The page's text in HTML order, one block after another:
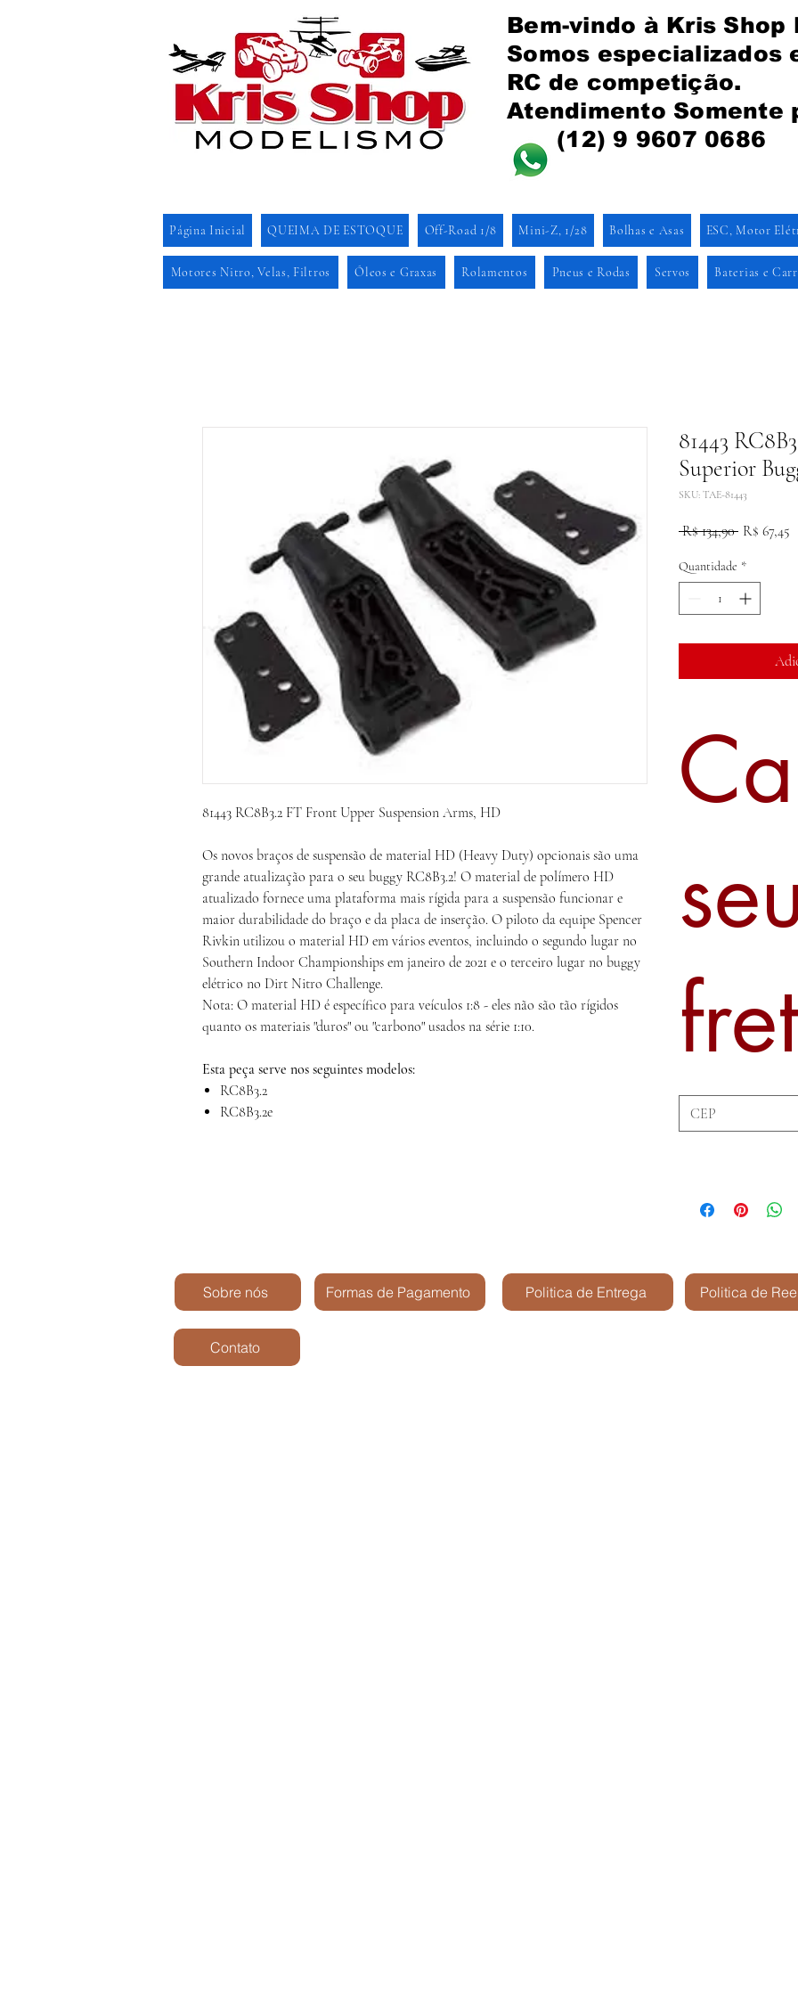
Bem-vindo à Kris Shop
Somos especializados
RC de competição.
Atendimento Somente
(12) 9 9607 0686
Página Inicial QUEIMA DE ESTOQUE Off-Road 1/8 Mini-Z, 1/28 Bolhas e Asas ESC, Motor
Motores Nitro, Velas, Filtros Óleos e Graxas Rolamentos Pneus e Rodas Servos Baterias e
81443 RC8B3.2 FT Front Upper Suspension Arms, HD
Os novos braços de suspensão de material HD (Heavy Duty) opcionais são uma
grande atualização para o seu buggy RC8B3.2! O material de polímero HD
atualizado fornece uma plataforma mais rígida para a suspensão funcionar e
maior durabilidade do braço e da placa de inserção. O piloto da equipe Spencer
Rivkin utilizou o material HD em vários eventos, incluindo o segundo lugar no
Southern Indoor Championships em janeiro de 2021 e o terceiro lugar no buggy
elétrico no Dirt Nitro Challenge.
Nota: O material HD é específico para veículos 1:8 - eles não são tão rígidos
quanto os materiais "duros" ou "carbono" usados ​​na série 1:10.
Esta peça serve nos seguintes modelos:
RC8B3.2
RC8B3.2e
81443
Superior
SKU: TAE-81443
R$ 134,90 Preço
R$ 67,45
Quantidade *
Sobre nós
Contato
Formas de Pagamento Politica de Entrega Politica de